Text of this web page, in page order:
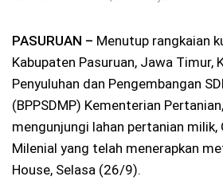
PASURUAN – Menutup rangkaian
Kabupaten Pasuruan, Jawa Timur,
Penyuluhan dan Pengembangan
(BPPSDMP) Kementerian
mengunjungi lahan pertanian milik,
Milenial yang telah menerapkan
House, Selasa (26/9).